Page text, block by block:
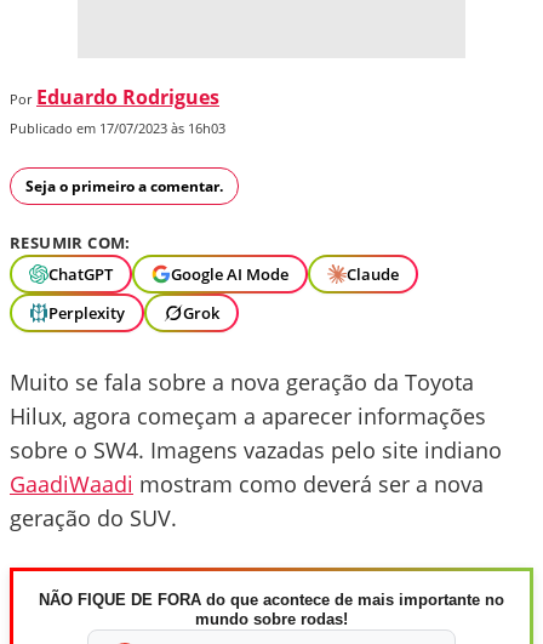
Por Eduardo Rodrigues
Publicado em 17/07/2023 às 16h03
Seja o primeiro a comentar.
RESUMIR COM:
ChatGPT
Google AI Mode
Claude
Perplexity
Grok
Muito se fala sobre a nova geração da Toyota
Hilux, agora começam a aparecer informações
sobre o SW4. Imagens vazadas pelo site indiano
GaadiWaadi mostram como deverá ser a nova
geração do SUV.
NÃO FIQUE DE FORA do que acontece de mais importante no
mundo sobre rodas!